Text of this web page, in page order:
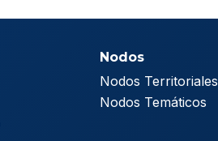
Nodos
Nodos Territoriales
Nodos Temáticos